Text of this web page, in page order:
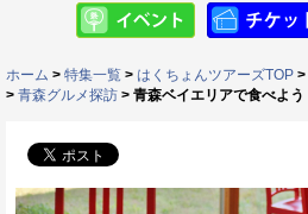
ホーム > 特集一覧 > はくちょんツアーズTOP >
> 青森グルメ探訪 > 青森ベイエリアで食べよう